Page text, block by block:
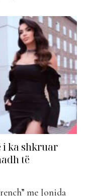
sikur të
qenë shumë
i ka shkruar
të
me Jonida